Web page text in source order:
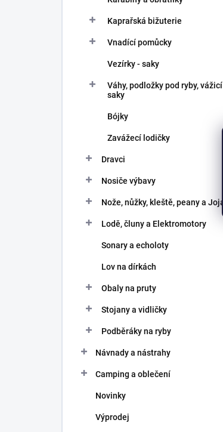
Kaprařská bižuterie
Vnadící pomůcky
Vezírky - saky
Váhy, podložky pod ryby, vážicí
saky
Bójky
Zavážecí lodičky
Dravci
Nosiče výbavy
Nože, nůžky, kleště, peany a Joja
Lodě, čluny a Elektromotory
Sonary a echoloty
Lov na dírkách
Obaly na pruty
Stojany a vidličky
Podběráky na ryby
Návnady a nástrahy
Camping a oblečení
Novinky
Výprodej